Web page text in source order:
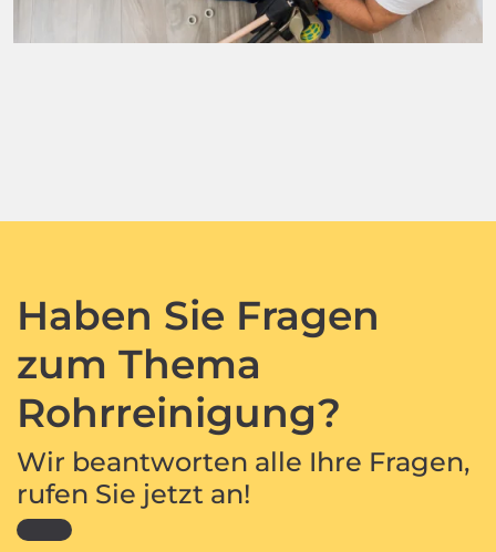
Haben Sie Fragen
zum Thema
Rohrreinigung?
Wir beantworten alle Ihre Fragen,
rufen Sie jetzt an!